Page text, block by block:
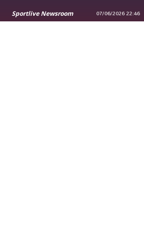
Sportlive Newsroom 07/06/2026 22:46